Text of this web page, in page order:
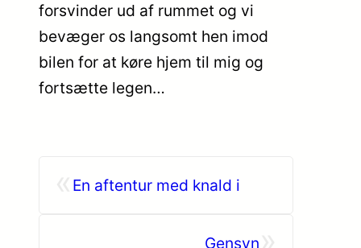
forsvinder ud af rummet og vi
bevæger os langsomt hen imod
bilen for at køre hjem til mig og
fortsætte legen…
En aftentur med knald i
Gensyn